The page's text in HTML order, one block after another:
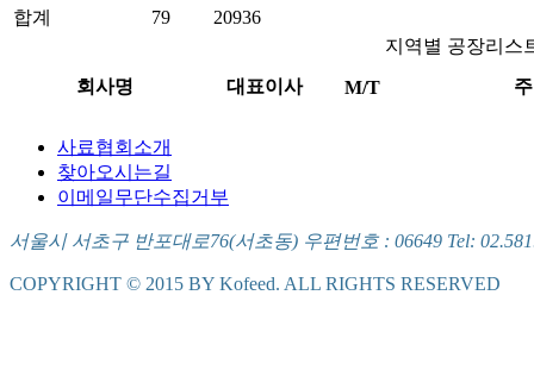
합계
79
20936
지역별 공장리스
회사명
대표이사 M/T
사료협회소개
찾아오시는길
이메일무단수집거부
서울시 서초구 반포대로76(서초동) 우편번호 : 06649 Tel:
COPYRIGHT © 2015 BY Kofeed. ALL RIGHTS RESERVED